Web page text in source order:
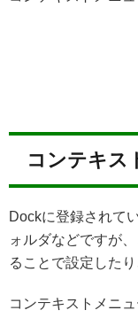
コンテキス
Dockに登録されて
ォルダなどですが
ることで設定した
コンテキストメニ